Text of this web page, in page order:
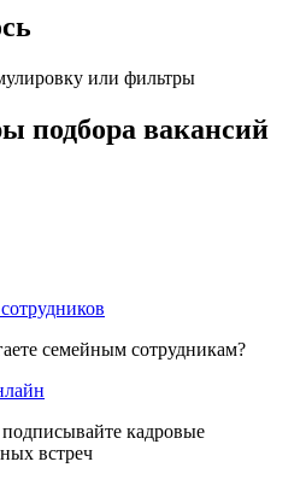
или фильтры
подбора вакансий
семейным сотрудникам?
кадровые
встреч